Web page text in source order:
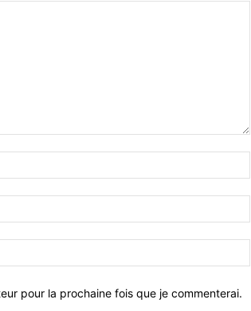
pour la prochaine fois que je commenterai.